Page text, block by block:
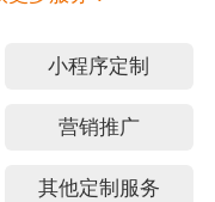
小程序定制
营销推广
其他定制服务